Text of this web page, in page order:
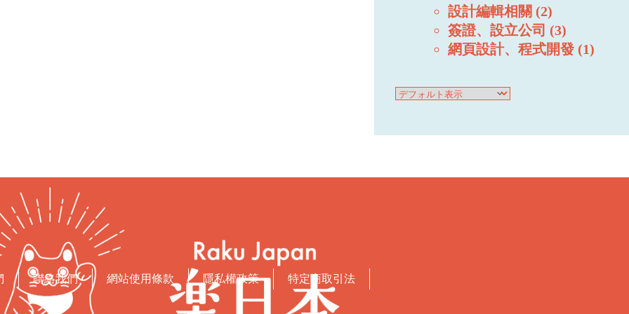
設計編輯相關
2
簽證、設立公司
3
網頁設計、程式開發 1
聯絡我們 網站使用條款 隱私權政策 特定商取引法